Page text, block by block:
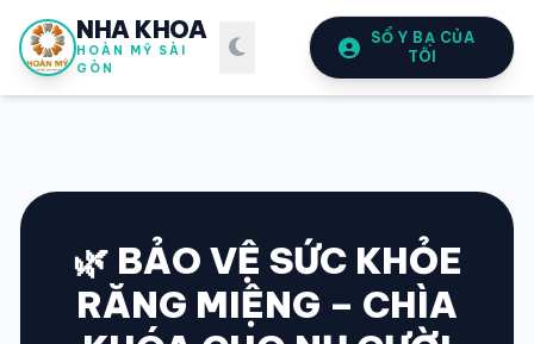
NHA KHOA
HOÀN MỸ SÀI
GÒN
SỔ Y BẠ CỦA
TÔI
SỔ Y BẠĐIỆN TỬ
🌿 BẢO VỆ SỨC KHỎE
RĂNG MIỆNG – CHÌA